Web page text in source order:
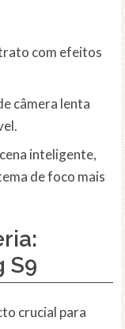
com efeitos
câmera lenta
inteligente,
de foco mais
S9
crucial para